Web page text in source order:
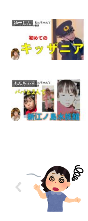
ゆーしん
もんちゃん